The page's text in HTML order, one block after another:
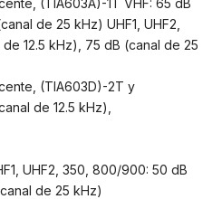
de 25 kHz) UHF1, UHF2,
12.5 kHz), 75 dB (canal de 25
(TIA603D)-2T y
de 12.5 kHz),
UHF2, 350, 800/900: 50 dB
de 25 kHz)